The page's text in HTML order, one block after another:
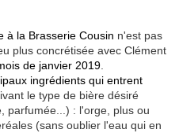
à la Brasserie Cousin n'est pas
plus concrétisée avec Clément
de janvier 2019
ingrédients qui entrent
le type de bière désiré
parfumée...) : l'orge, plus ou
(sans oublier l'eau qui en